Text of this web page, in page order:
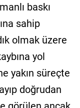
baskı
sahip
olmak üzere
yol
yakın süreçte
doğrudan